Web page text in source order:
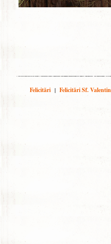
Felicitări | Felicitări Sf. Valentin